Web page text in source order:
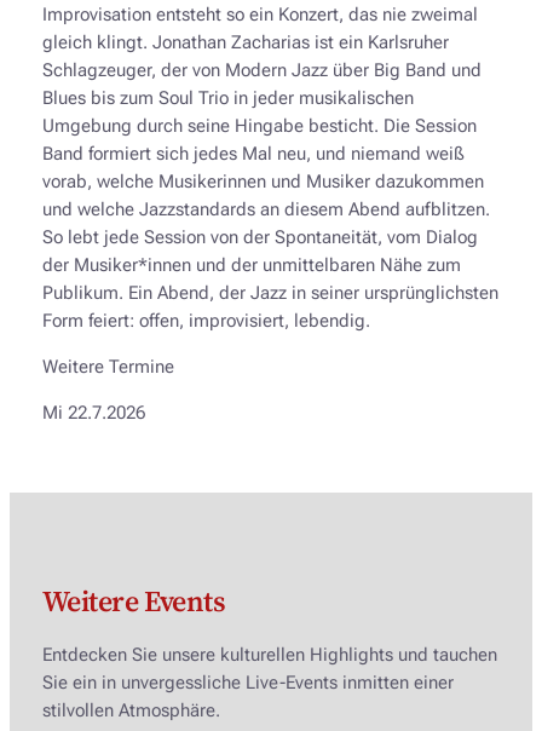
Improvisation entsteht so ein Konzert, das nie zweimal
gleich klingt. Jonathan Zacharias ist ein Karlsruher
Schlagzeuger, der von Modern Jazz über Big Band und
Blues bis zum Soul Trio in jeder musikalischen
Umgebung durch seine Hingabe besticht. Die Session
Band formiert sich jedes Mal neu, und niemand weiß
vorab, welche Musikerinnen und Musiker dazukommen
und welche Jazzstandards an diesem Abend aufblitzen.
So lebt jede Session von der Spontaneität, vom Dialog
der Musiker*innen und der unmittelbaren Nähe zum
Publikum. Ein Abend, der Jazz in seiner ursprünglichsten
Form feiert: offen, improvisiert, lebendig.
Weitere Termine
Mi 22.7.2026
Weitere Events
Entdecken Sie unsere kulturellen Highlights und tauchen
Sie ein in unvergessliche Live-Events inmitten einer
stilvollen Atmosphäre.